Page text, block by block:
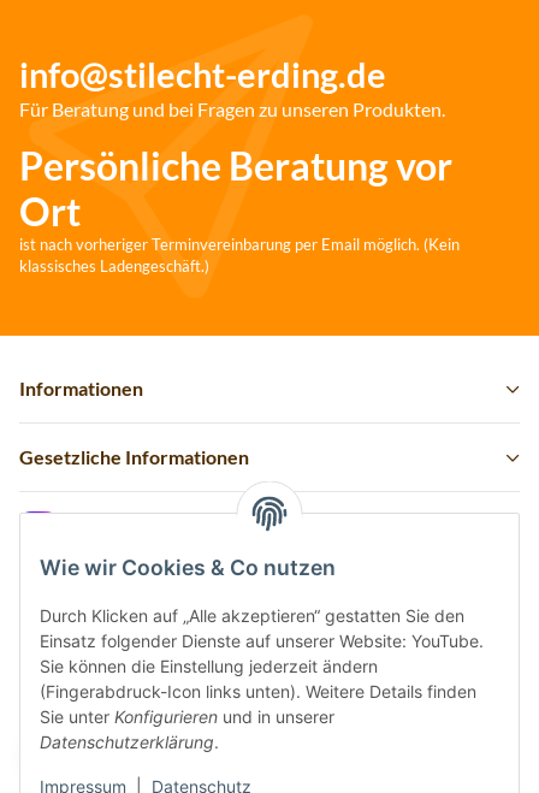
Wie wir Cookies & Co nutzen
Durch Klicken auf „Alle akzeptieren“ gestatten Sie den
Einsatz folgender Dienste auf unserer Website: YouTube.
Sie können die Einstellung jederzeit ändern
(Fingerabdruck-Icon links unten). Weitere Details finden
Sie unter Konfigurieren und in unserer
Datenschutzerklärung.
Impressum Datenschutz
info@stilecht-erding.de
Für Beratung und bei Fragen zu unseren Produkten.
Persönliche Beratung vor
Ort
ist nach vorheriger Terminvereinbarung per Email möglich. (Kein
klassisches Ladengeschäft.)
Informationen
Gesetzliche Informationen
Vertrag widerrufen
Sicher bezahlen via: